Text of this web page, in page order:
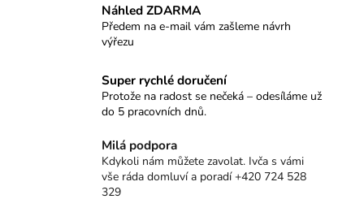
Náhled ZDARMA
Předem na e-mail vám zašleme návrh
výřezu
Super rychlé doručení
Protože na radost se nečeká – odesíláme už
do 5 pracovních dnů.
Milá podpora
Kdykoli nám můžete zavolat. Ivča s vámi
vše ráda domluví a poradí +420 724 528
329